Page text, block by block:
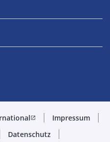
open_in_new
Impressum
Datenschutz